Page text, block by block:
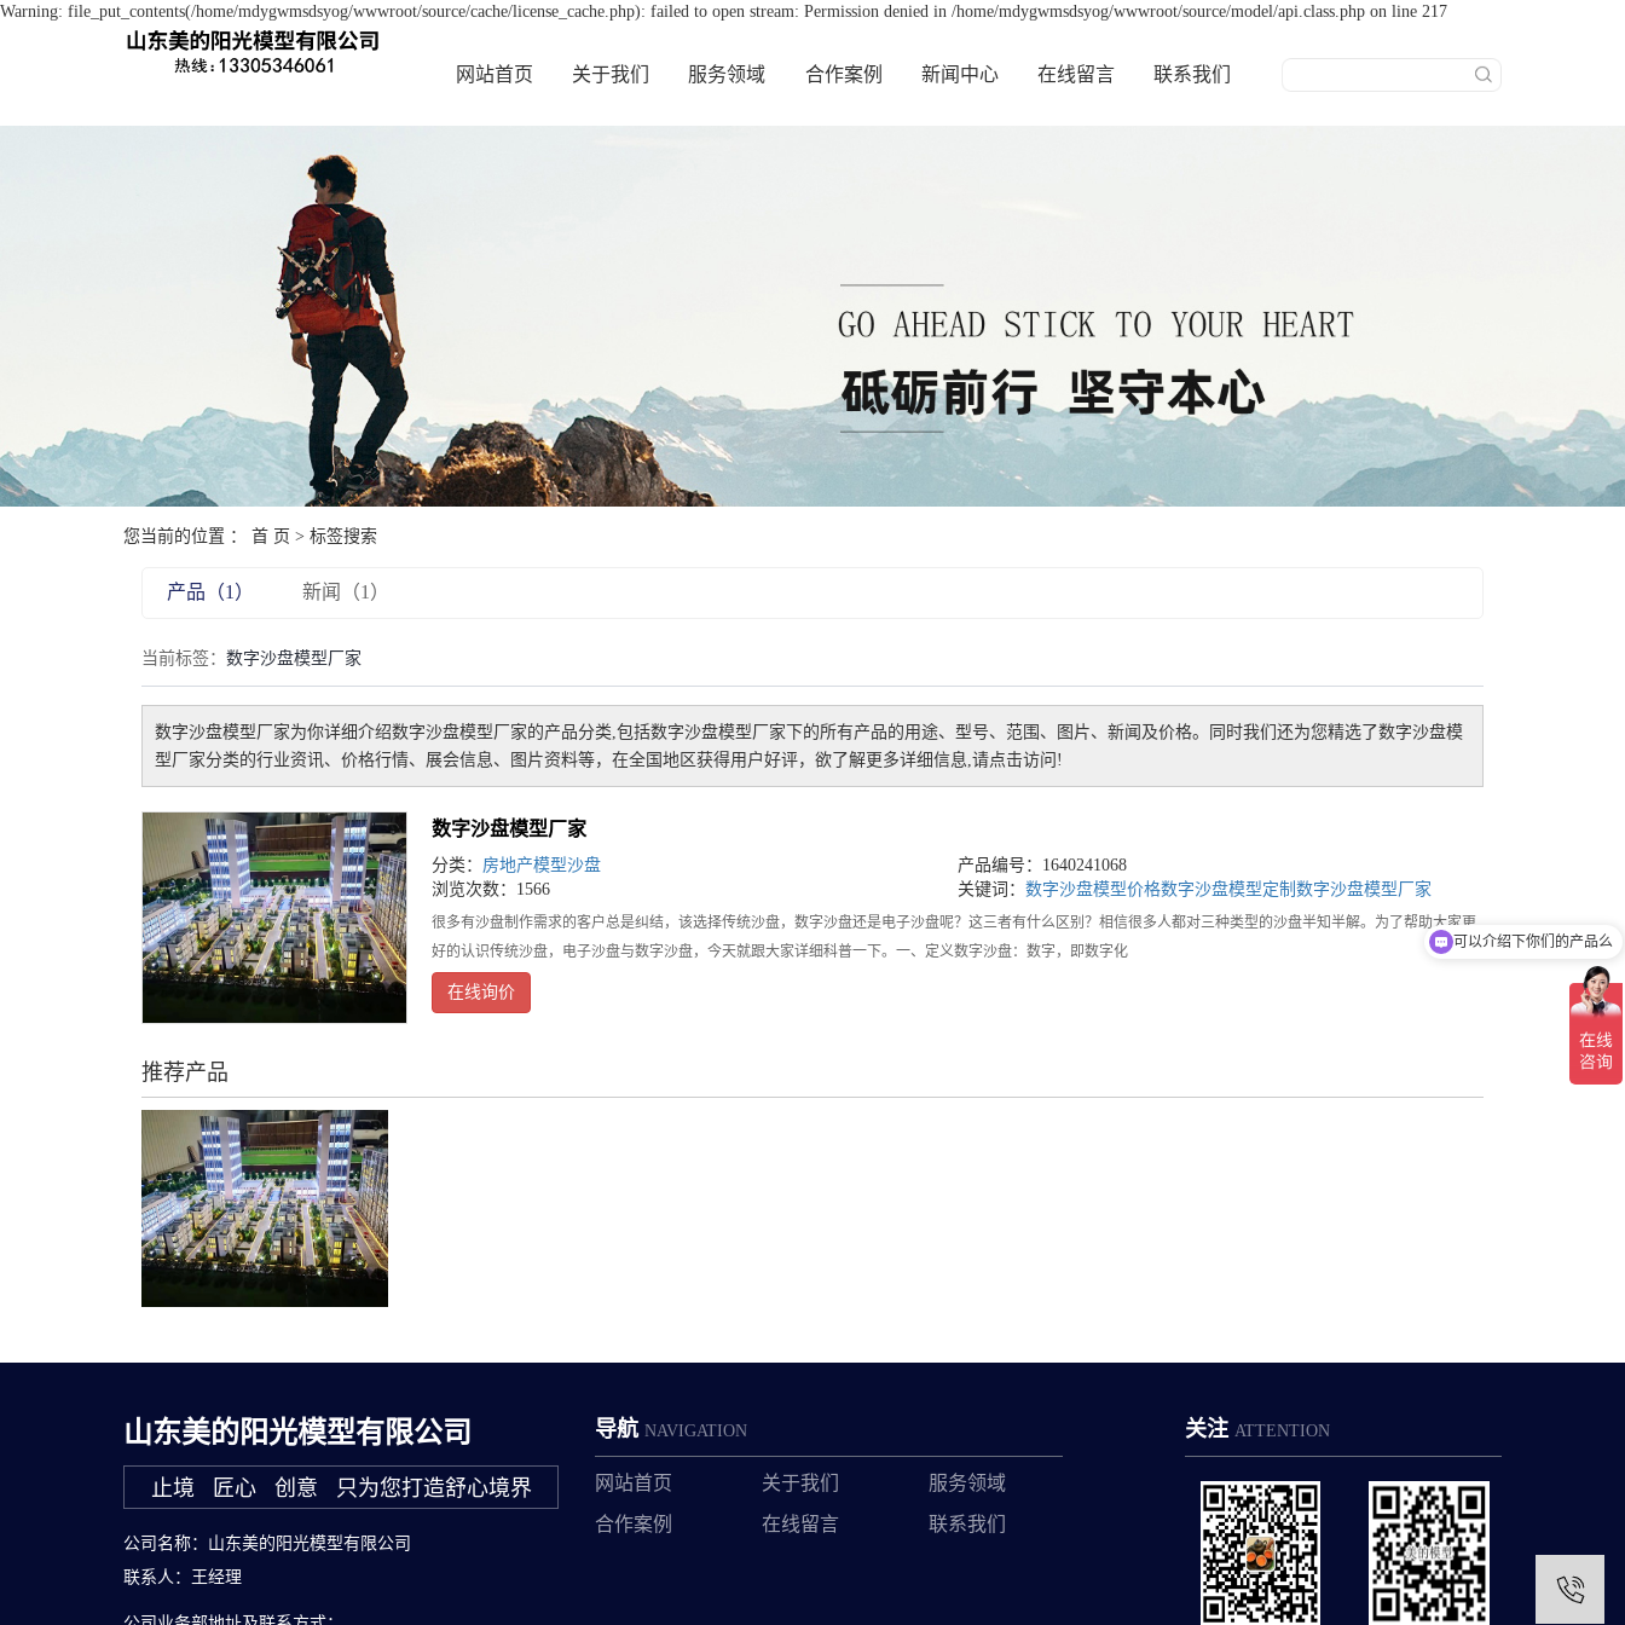
Warning: file_put_contents(/home/mdygwmsdsyog/wwwroot/source/cache/license_cache.php): failed to open stream: Permission denied in /home/mdygwmsdsyog/wwwroot/source/model/api.class.php on line 217
网站首页 关于我们 服务领域 合作案例 新闻中心 在线留言 联系我们
您当前的位置 ： 首 页 > 标签搜索
产品（1） 新闻（1）
当前标签： 数字沙盘模型厂家
数字沙盘模型厂家为你详细介绍数字沙盘模型厂家的产品分类,包括数字沙盘模型厂家 下的所有产品的用途、型号、范围、图片、新闻及价格。同时我们还为您精选了数字沙盘模
型厂家分类的行业资讯、价格行情、展会信息、图片资料等，在全国地区获得用户好评，欲了解更多详细信息,请点击访问!
数字沙盘模型厂家
分类： 房地产模型沙盘
产品编号：1640241068
浏览次数：1566
关键词： 数字沙盘模型价格数字沙盘模型定制 数字沙盘模型厂家
很多有沙盘制作需求的客户总是纠结，该选择传统沙盘，数字沙盘还是电子沙盘呢？这三者有什么区别？相信很多人都对三种类型的沙盘半知半解。为了帮助大家更
好的认识传统沙盘，电子沙盘与数字沙盘，今天就跟大家详细科普一下。一、定义数字沙盘：数字，即数字化
在线询价
推荐产品
山东美的阳光模型有限公司
止境 匠心 创意 只为您打造舒心境界
公司名称：山东美的阳光模型有限公司
联系人：王经理
导航 NAVIGATION
网站首页 关于我们
服务领域
合作案例
在线留言 联系我们
关注 ATTENTION
可以介绍下你们的产品么